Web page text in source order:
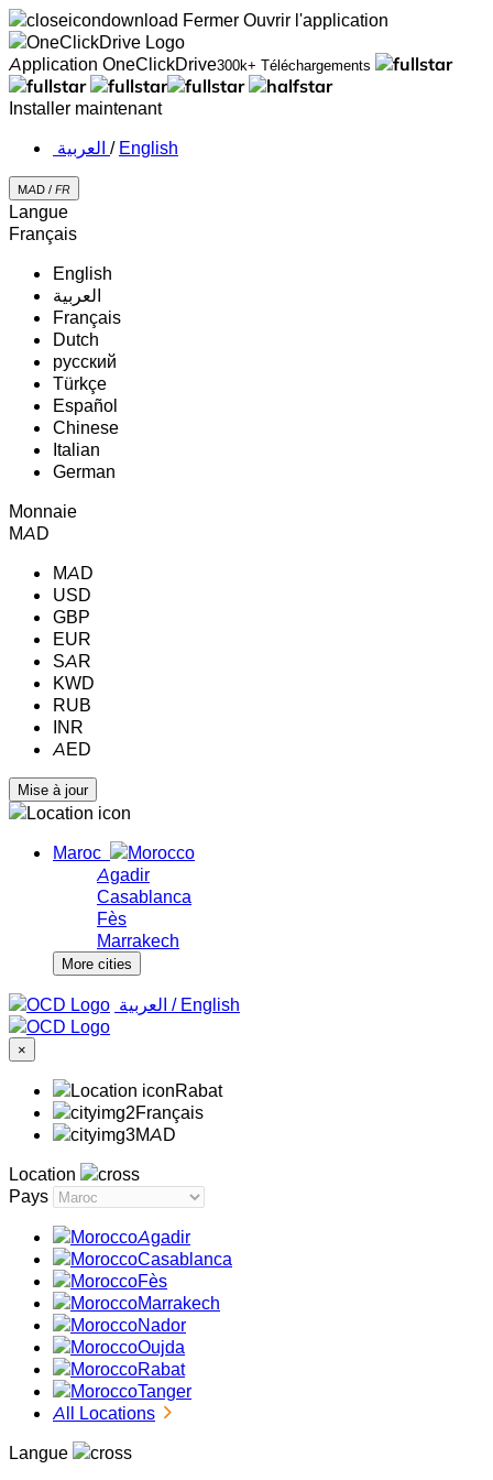
Fermer Ouvrir l'application
Application OneClickDrive300k+ Téléchargements
Installer maintenant
‏العربية ‏ / English
MAD / FR
Langue
Français
English
‏العربية‏
Français
Dutch
русский
Türkçe
Español
Chinese
Italian
German
Monnaie
MAD
MAD
USD
GBP
EUR
SAR
KWD
RUB
INR
AED
Maroc
Agadir
Casablanca
Fès
Marrakech
More cities
‏العربية ‏ / English
×
Rabat
Français
MAD
Location
Pays
Agadir
Casablanca
Fès
Marrakech
Nador
Oujda
Rabat
Tanger
All Locations
Langue